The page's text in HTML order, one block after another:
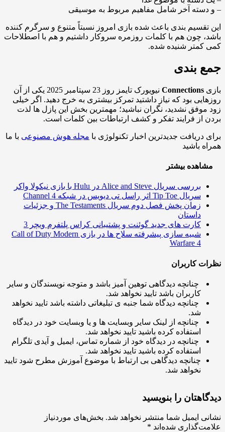
آخر شامل مفاهیم مربوط به موسیقی
تقسیم بندی باعث شده بازی امروز نسبتاً متنوع و سرگرم کننده
چون هم با کلمات روزمره سروکار داشتیم و هم با اصطلاحات
کمتر شنیده شده.
بندی
Connections
نیویورک تایمز روز 23 سپتامبر 2025 یکی از آن
بود که نیاز داشتید تمرکز بیشتری به خرج دهید. اگر خیلی
موفق نشدید، نگران نباشید؛ مهمترین بخش این پازل ها لذت
از فرایند تفکر و کشف ارتباطات بین کلمات است.
دریافت جدیدترین اخبار تکنولوژی با مجله هوش مصنوعیبا ما
باشید
بیشتر
بررسی سریال Alice and Steve در Hulu با بازی نیکولا واکر
سریال Tip Toe اثر راسل تی دیویس در شبکه Channel 4
زمان پخش فصل دوم سریال The Testaments و جزئیات
داستان
کارت های جدید گوئنت و پشتیبانی کراس پلتفرم ویچر 3
شبیه سازی پیشرفته سلاح ها در بازی Call of Duty Modern
Warfare 4
کاربران
چنانچه دیدگاهی توهین آمیز باشد و متوجه نویسندگان و سایر
کاربران باشد تایید نخواهد شد.
چنانچه دیدگاه شما جنبه ی تبلیغاتی داشته باشد تایید نخواهد
چنانچه از لینک سایر وبسایت ها و یا وبسایت خود در دیدگاه
استفاده کرده باشید تایید نخواهد شد.
چنانچه در دیدگاه خود از شماره تماس، ایمیل و آیدی تلگرام
استفاده کرده باشید تایید نخواهد شد.
چنانچه دیدگاهی بی ارتباط با موضوع آموزش مطرح شود تایید
نخواهد شد.
را بنویسید
ایمیل شما منتشر نخواهد شد. بخش‌های موردنیاز
شده‌اند*